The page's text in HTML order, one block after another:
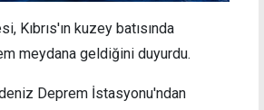
Kıbrıs'ın kuzey batısında
meydana geldiğini duyurdu.
Deprem İstasyonu'ndan